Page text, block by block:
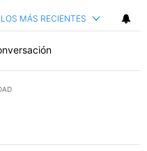
LOS MÁS RECIENTES